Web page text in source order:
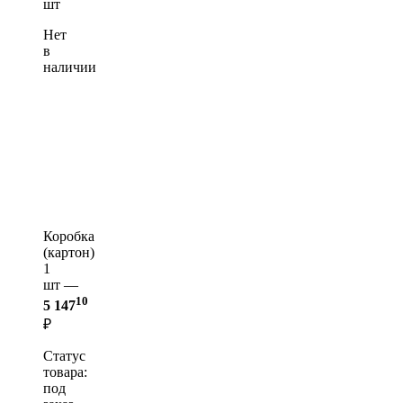
шт
Нет
в
наличии
Коробка
(картон)
1
шт —
5 14710
₽
Статус
товара:
под